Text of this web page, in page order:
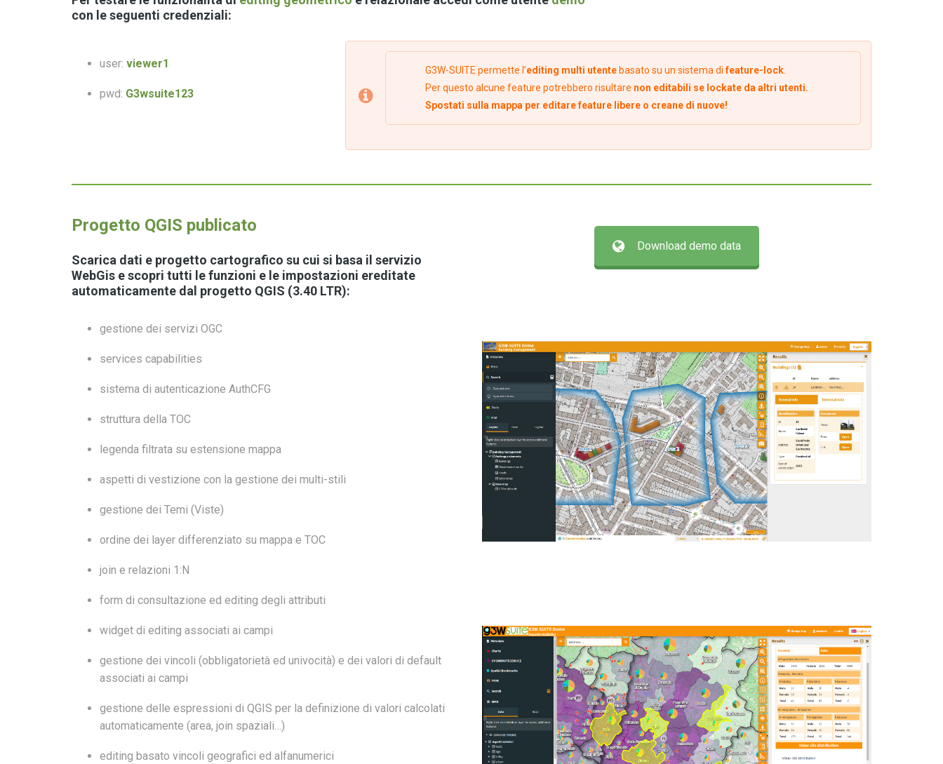
con le seguenti credenziali:
user: viewer1
pwd: G3wsuite123
G3W-SUITE permette l’editing multi utente basato su un sistema difeature-lock
Per questo alcune feature potrebbero risultare non editabili se lockate da altri utenti.
Spostati sulla mappa per editare feature libere o creane di nuove!
Progetto QGIS publicato
Scarica dati e progetto cartografico su cui si basa il servizio
WebGis e scopri tutti le funzioni e le impostazioni ereditate
automaticamente dal progetto QGIS (3.40 LTR):
Download demo data
gestione dei servizi OGC
services capabilities
sistema di autenticazione AuthCFG
struttura della TOC
legenda filtrata su estensione mappa
aspetti di vestizione con la gestione dei multi-stili
gestione dei Temi (Viste)
ordine dei layer differenziato su mappa e TOC
join e relazioni 1:N
form di consultazione ed editing degli attributi
widget di editing associati ai campi
gestione dei vincoli (obbligatorietà ed univocità) e dei valori di default
associati ai campi
gestione delle espressioni di QGIS per la definizione di valori calcolati
automaticamente (area, join spaziali…)
editing basato vincoli geografici ed alfanumerici